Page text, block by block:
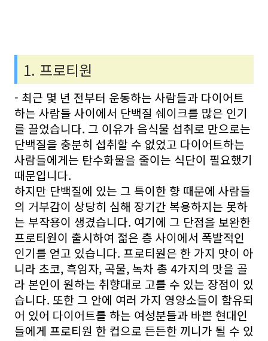
1. 프로티원
- 최근 몇 년 전부터 운동하는 사람들과 다이어트
하는 사람들 사이에서 단백질 쉐이크를 많은 인기
를 끌었습니다. 그 이유가 음식물 섭취로 만으로는
단백질을 충분히 섭취할 수 없었고 다이어트하는
사람들에게는 탄수화물을 줄이는 식단이 필요했기
때문입니다.
하지만 단백질에 있는 그 특이한 향 때문에 사람들
의 거부감이 상당히 심해 장기간 복용하지는 못하
는 부작용이 생겼습니다. 여기에 그 단점을 보완한
프로티원이 출시하여 젊은 층 사이에서 폭발적인
인기를 얻고 있습니다. 프로티원은 한 가지 맛이 아
니라 초코, 흑임자, 곡물, 녹차 총 4가지의 맛을 골
라 본인이 원하는 취향대로 고를 수 있는 장점이 있
습니다. 또한 그 안에 여러 가지 영양소들이 함유되
어 있어 다이어트를 하는 여성분들과 바쁜 현대인
들에게 프로티원 한 컵으로 든든한 끼니가 될 수 있